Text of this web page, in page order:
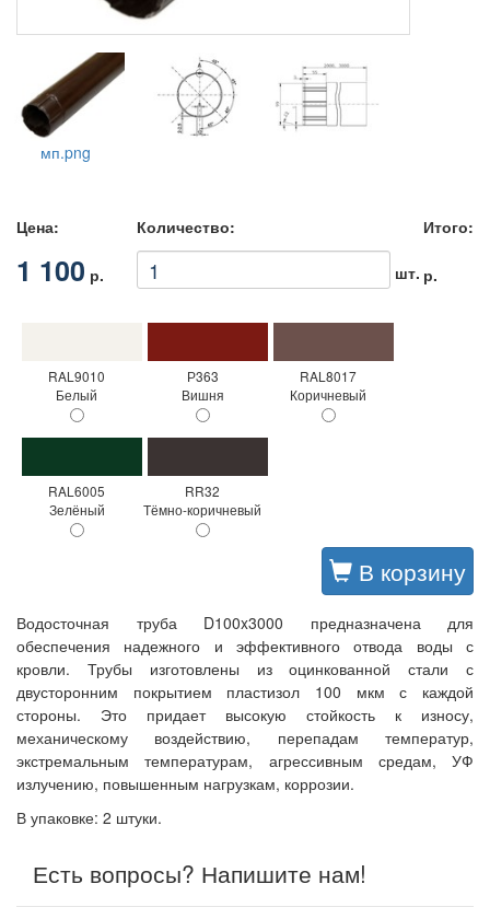
мп.png
Цена:
1 100 р.
Количество:
шт.
Итого:
р.
RAL9010
Белый
Р363
Вишня
RAL8017
Коричневый
RAL6005
Зелёный
RR32
Тёмно-коричневый
В корзину
Водосточная труба D100x3000 предназначена для
обеспечения надежного и эффективного отвода воды с
кровли. Трубы изготовлены из оцинкованной стали с
двусторонним покрытием пластизол 100 мкм с каждой
стороны. Это придает высокую стойкость к износу,
механическому воздействию, перепадам температур,
экстремальным температурам, агрессивным средам, УФ
излучению, повышенным нагрузкам, коррозии.
В упаковке: 2 штуки.
Есть вопросы? Напишите нам!